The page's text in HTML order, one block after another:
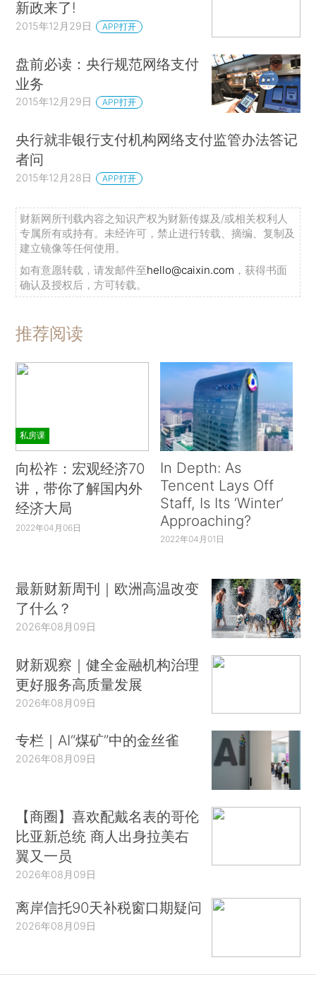
新政来了!
2015年12月29日 APP打开
盘前必读：央行规范网络支付
业务
2015年12月29日 APP打开
央行就非银行支付机构网络支付监管办法答记
者问
2015年12月28日 APP打开
财新网所刊载内容之知识产权为财新传媒及/或相关权利人
专属所有或持有。未经许可，禁止进行转载、摘编、复制及
建立镜像等任何使用。
如有意愿转载，请发邮件至hello@caixin.com ，获得书面
确认及授权后，方可转载。
推荐阅读
私房课
向松祚：宏观经济70
讲，带你了解国内外
经济大局
2022年04月06日
In Depth: As
Tencent Lays Off
Staff, Is Its ‘Winter’
Approaching?
2022年04月01日
最新财新周刊｜欧洲高温改变
了什么？
2026年08月09日
财新观察｜健全金融机构治理
更好服务高质量发展
2026年08月09日
专栏｜AI“煤矿”中的金丝雀
2026年08月09日
【商圈】喜欢配戴名表的哥伦
比亚新总统 商人出身拉美右
翼又一员
2026年08月09日
离岸信托90天补税窗口期疑问
2026年08月09日